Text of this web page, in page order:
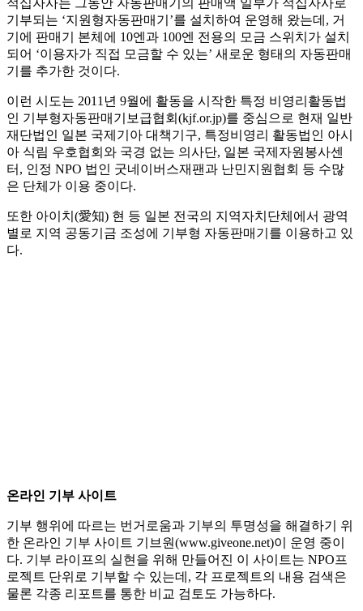
적십자사는 그동안 자동판매기의 판매액 일부가 적십자사로
기부되는 ‘지원형자동판매기’를 설치하여 운영해 왔는데, 거
기에 판매기 본체에 10엔과 100엔 전용의 모금 스위치가 설치
되어 ‘이용자가 직접 모금할 수 있는’ 새로운 형태의 자동판매
기를 추가한 것이다.
이런 시도는 2011년 9월에 활동을 시작한 특정 비영리활동법
인 기부형자동판매기보급협회(kjf.or.jp)를 중심으로 현재 일반
재단법인 일본 국제기아 대책기구, 특정비영리 활동법인 아시
아 식림 우호협회와 국경 없는 의사단, 일본 국제자원봉사센
터, 인정 NPO 법인 굿네이버스재팬과 난민지원협회 등 수많
은 단체가 이용 중이다.
또한 아이치(愛知) 현 등 일본 전국의 지역자치단체에서 광역
별로 지역 공동기금 조성에 기부형 자동판매기를 이용하고 있
다.
온라인 기부 사이트
기부 행위에 따르는 번거로움과 기부의 투명성을 해결하기 위
한 온라인 기부 사이트 기브원(www.giveone.net)이 운영 중이
다. 기부 라이프의 실현을 위해 만들어진 이 사이트는 NPO프
로젝트 단위로 기부할 수 있는데, 각 프로젝트의 내용 검색은
물론 각종 리포트를 통한 비교 검토도 가능하다.